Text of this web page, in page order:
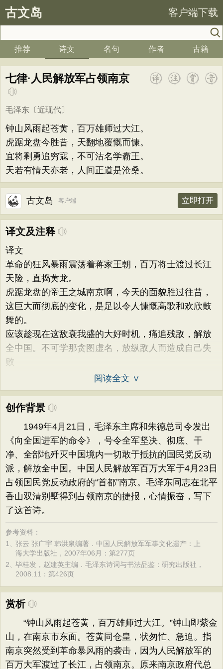
古文岛 客户端下载
推荐 诗文 名句 作者 古籍
七律·人民解放军占领南京
毛泽东 〔近现代〕
钟山风雨起苍黄，百万雄师过大江。
虎踞龙盘今胜昔，天翻地覆慨而慷。
宜将剩勇追穷寇，不可沽名学霸王。
天若有情天亦老，人间正道是沧桑。
古文岛 客户端 立即打开
译文及注释
译文
革命的狂风暴雨震荡着蒋家王朝，百万将士渡过长江
天险，直捣黄龙。
虎踞龙盘的帝王之城南京啊，今天的面貌胜过往昔，
这巨大而彻底的变化，是足以令人慷慨高歌和欢欣鼓
舞的。
应该趁现在这敌衰我盛的大好时机，痛追残敌，解放
全中国。不可学那贪图虚名，放纵敌人而造成自己失
败
阅读全文 ∨
创作背景
1949年4月21日，毛泽东主席和朱德总司令发出
《向全国进军的命令》，号令全军坚决、彻底、干
净、全部地歼灭中国境内一切敢于抵抗的国民党反动
派，解放全中国。中国人民解放军百万大军于4月23日
占领国民党反动政府的“首都”南京。毛泽东同志在北平
香山双清别墅得到占领南京的捷报，心情振奋，写下
了这首诗。
参考资料：
1、张云 张广宇 韩洪泉编著．中国人民解放军军事文化遗产：上
海大学出版社，2007年06月：第277页
2、毕桂发，赵建英主编．毛泽东诗词与书法品鉴：研究出版社，
2008.11：第426页
赏析
“钟山风雨起苍黄，百万雄师过大江。”钟山即紫金
山，在南京市东面。苍黄同仓皇，状匆忙、急迫。指
南京突然受到革命暴风雨的袭击，因为人民解放军的
百万大军渡过了长江，占领南京。原来南京政府代总